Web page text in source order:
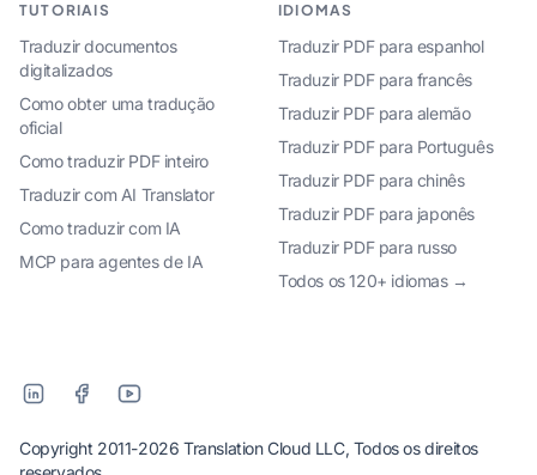
TUTORIAIS
Traduzir documentos
digitalizados
Como obter uma tradução
oficial
Como traduzir PDF inteiro
Traduzir com AI Translator
Como traduzir com IA
MCP para agentes de IA
IDIOMAS
Traduzir PDF para espanhol
Traduzir PDF para francês
Traduzir PDF para alemão
Traduzir PDF para Português
Traduzir PDF para chinês
Traduzir PDF para japonês
Traduzir PDF para russo
Todos os 120+ idiomas →
Copyright 2011-2026 Translation Cloud LLC, Todos os direitos